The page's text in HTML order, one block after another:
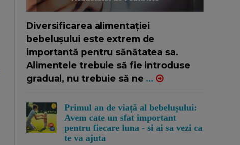
Diversificarea alimentației
bebelușului este extrem de
importantă pentru sănătatea sa.
Alimentele trebuie să fie introduse
gradual, nu trebuie să ne ...
Primul an de viață al bebelușului:
Avem cate un sfat important
pentru fiecare luna - si ai sa vezi ca
te va ajuta